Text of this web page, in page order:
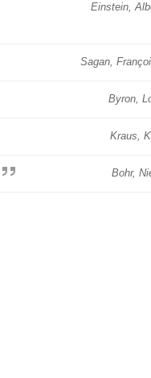
Einstein,
Sagan,
Byron,
Kraus,
Bohr,